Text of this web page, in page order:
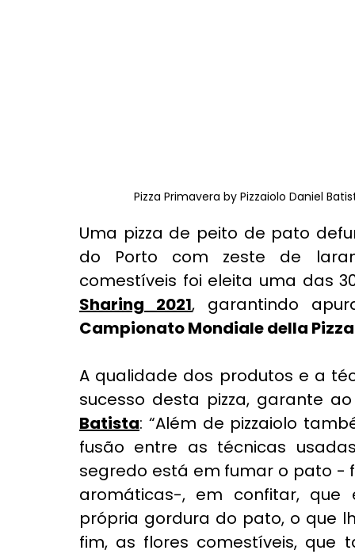
Pizza Primavera by Pizzaiolo Daniel
Uma pizza de peito de pato
do Porto com zeste de
comestíveis foi eleita uma das
Sharing 2021
Campionato Mondiale della
A qualidade dos produtos e a
sucesso desta pizza, garante
Batista: “Além de pizzaiolo
fusão entre as técnicas
segredo está em fumar o pato -
aromáticas-, em confitar,
própria gordura do pato, o que
fim, as flores comestíveis, que